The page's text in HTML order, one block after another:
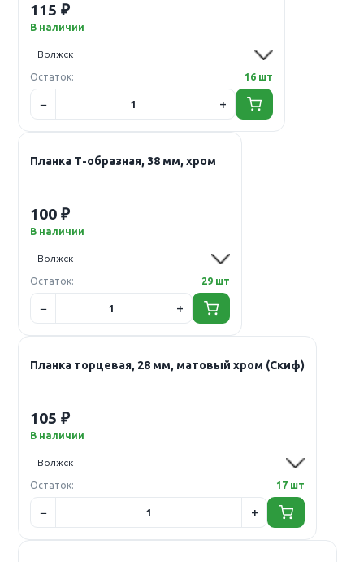
115 ₽
В наличии
Остаток: 16 шт
Планка Т-образная, 38 мм, хром
100 ₽
В наличии
Остаток: 29 шт
Планка торцевая, 28 мм, матовый хром (Скиф)
105 ₽
В наличии
Остаток: 17 шт